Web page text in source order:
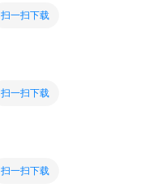
扫一扫下载
扫一扫下载
扫一扫下载